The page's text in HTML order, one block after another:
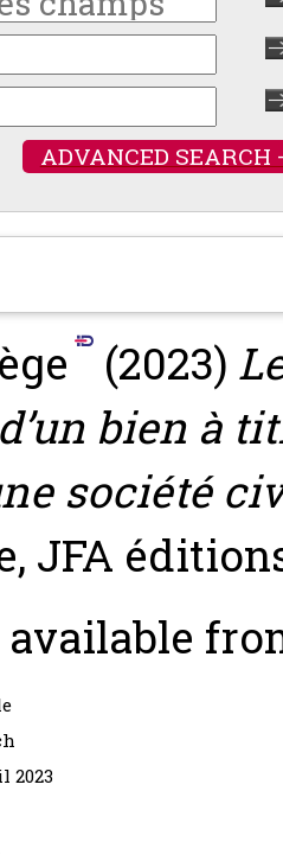
ADVANCED SEARCH
(2023)
bien à
société
JFA
2023